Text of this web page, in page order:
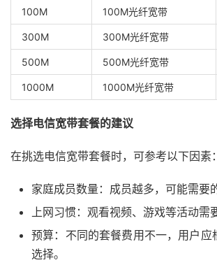
100M 100M光纤宽带
300M 300M光纤宽带
500M 500M光纤宽带
1000M 1000M光纤宽带
选择电信宽带套餐的建议
在挑选电信宽带套餐时，可参考以下因素：
家庭成员数量：成员越多，可能需要
上网习惯：观看视频、游戏等活动需
预算：不同的套餐费用不一，用户应
选择。